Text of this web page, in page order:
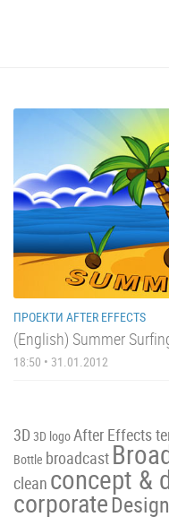
ПРОЕКТИ AFTER EFFECTS
(English) Summer
18:50 • 31.01.2012
3D 3D logoAfter Effects
Bottle broadcast
clean concept &
corporateDesign